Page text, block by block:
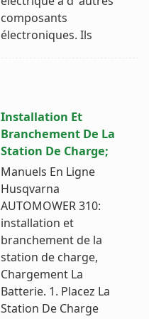
composants
électroniques. Ils
Installation Et
Branchement De La
Station De Charge;
Manuels En Ligne
Husqvarna
AUTOMOWER 310:
installation et
branchement de la
station de charge,
Chargement La
Batterie. 1. Placez La
Station De Charge